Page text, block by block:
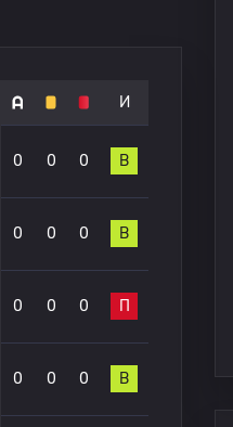
И
0 0 0 В
0 0 0 В
0 0 0 П
0 0 0 В